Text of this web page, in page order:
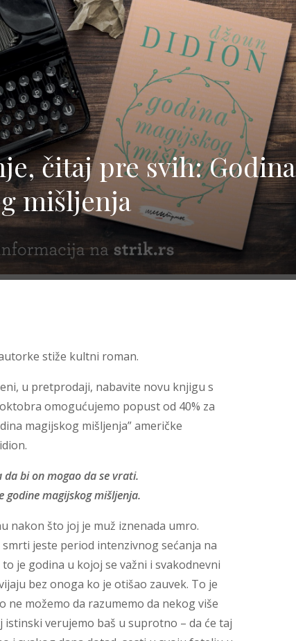
Teorija i nauka
Magda Sabo
čitaj pre svih: Godina
mišljenja
stiže kultni roman.
u pretprodaji, nabavite novu knjigu s
omogućujemo popust od 40% za
magijskog mišljenja” američke
bi on mogao da se vrati.
godine magijskog mišljenja.
nakon što joj je muž iznenada umro.
jeste period intenzivnog sećanja na
je godina u kojoj se važni i svakodnevni
bez onoga ko je otišao zauvek. To je
ne možemo da razumemo da nekog više
istinski verujemo baš u suprotno – da će taj